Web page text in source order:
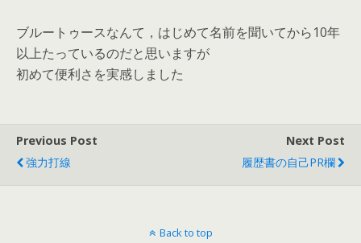
ブルートゥースなんて，はじめて名前を聞いてから10年
以上たっているのだと思いますが
初めて便利さを実感しました
Previous Post
強力打線
Next Post
履歴書の自己PR欄
Back to top